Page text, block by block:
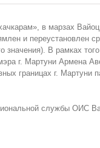
в марзах
и переустановлен
значения). В рамках
г. Мартуни Армена
границах г.
службы ОИС